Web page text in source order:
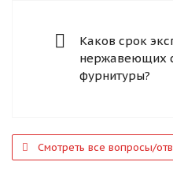
Каков срок
нержавеющих
фурнитуры?
Смотреть все вопросы/